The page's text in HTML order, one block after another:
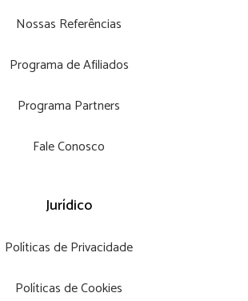
Nossas Referências
Programa de Afiliados
Programa Partners
Fale Conosco
Jurídico
Políticas de Privacidade
Políticas de Cookies